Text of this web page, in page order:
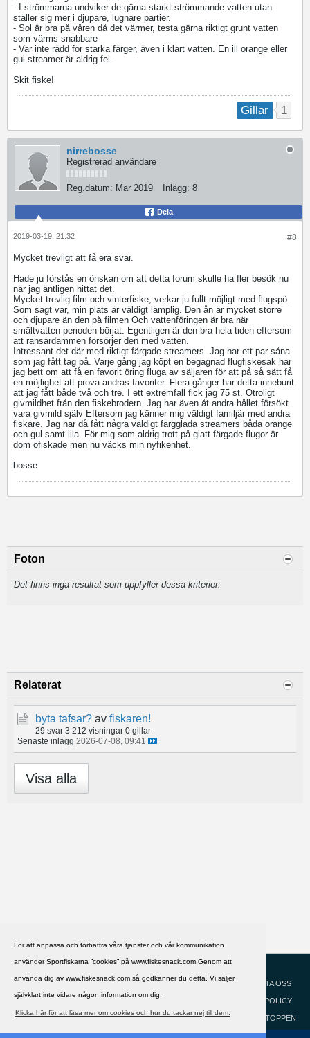
För att anpassa och förbättra våra tjänster och vår kommunikation
använder Sportfiskarna ”cookies” på www.fiskesnack.com.Genom att
använda dig av www.fiskesnack.com så godkänner du detta. Vi säljer
självklart inte vidare någon information om dig.
Klicka här för att läsa mer om cookies och hur du tackar nej till dem.
- I strömmarna undviker de gärna starkt strömmande vatten utan
ställer sig mer i djupare, lugnare partier.
- Sol är bra på våren då det värmer, testa gärna riktigt grunt vatten
som värms snabbare
- Var inte rädd för starka färger, även i klart vatten. En ill orange eller
gul streamer är aldrig fel.
Skit fiske!
Gillar 1
nirrebosse
Registrerad användare
Reg.datum: Mar 2019 Inlägg: 8
Dela
#8
2019-03-19, 21:32
Mycket trevligt att få era svar.
Hade ju förstås en önskan om att detta forum skulle ha fler besök nu
när jag äntligen hittat det.
Mycket trevlig film och vinterfiske, verkar ju fullt möjligt med flugspö.
Som sagt var, min plats är väldigt lämplig. Den ån är mycket större
och djupare än den på filmen Och vattenföringen är bra när
smältvatten perioden börjat. Egentligen är den bra hela tiden eftersom
att ransardammen försörjer den med vatten.
Intressant det där med riktigt färgade streamers. Jag har ett par såna
som jag fått tag på. Varje gång jag köpt en begagnad flugfiskesak har
jag bett om att få en favorit öring fluga av säljaren för att på så sätt få
en möjlighet att prova andras favoriter. Flera gånger har detta inneburit
att jag fått både två och tre. I ett extremfall fick jag 75 st. Otroligt
givmildhet från den fiskebrodern. Jag har även åt andra hållet försökt
vara givmild själv Eftersom jag känner mig väldigt familjär med andra
fiskare. Jag har då fått några väldigt färgglada streamers båda orange
och gul samt lila. För mig som aldrig trott på glatt färgade flugor är
dom ofiskade men nu väcks min nyfikenhet.
bosse
Foton
Det finns inga resultat som uppfyller dessa kriterier.
Relaterat
byta tafsar? av fiskaren!
29 svar 3 212 visningar 0 gillar
Senaste inlägg 2026-07-08, 09:41
Visa alla
HJÄLP
KONTAKTA OSS
COOKIEPOLICY
GÅ TILL TOPPEN